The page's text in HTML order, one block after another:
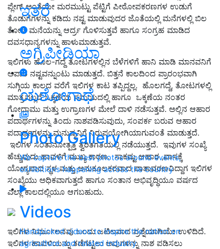
ಇತರೆ
ಅಗ್ರಿಪೀಡಿಯಾ
ಯಶೋಗಾಥೆ
Photo Gallery
We capture the best photos around events,
exhibitions happening across the country
Videos
Handpicked videos to inspire the nation on
agriculture and related industry
ಪ್ಲೇಗ್ ಅಂತೆಯೇ ಮರಮುಟ್ಟು ಪೆಟ್ಟಿಗೆ ಪೀಠೋಪಕರಣಗಳ ಉಡುಗೆ
ತೊಡುಗೆಗಳನ್ನು ಕಡಿದು ನಷ್ಟ ಮಾಡುವುದರ ಜೊತೆಯಲ್ಲಿ ಮನೆಗಳಲ್ಲಿ ಬಿಲ
ತೋಡಿ ಮನೆಯನ್ನು ಆರ್ದ್ರ ಗೊಳಿಸುತ್ತವೆ ಹಾಗೂ ಸಂಗ್ರಹ ಮಾಡಿದ
ದವಸಧಾನ್ಯಗಳನ್ನು ಹಾಳುಮಾಡುತ್ತವೆ.
ಇಲಿಗಳು ಹೊಲ-ಗದ್ದೆ ತೋಟಗಳಲ್ಲಿನ ಬೆಳೆಗಳಿಗೆ ಹಾನಿ ಮಾಡಿ ಮಾನವನಿಗೆ
ಅಪಾರ ನಷ್ಟವನ್ನುಂಟು ಮಾಡುತ್ತದೆ. ಬಿತ್ತನೆ ಕಾಲದಿಂದ ಪ್ರಾರಂಭವಾಗಿ
ಸುಗ್ಗಿಯ ಕಾಲದ ವರೆಗೆ ಇಲಿಗಳ ಕಾಟ ತಪ್ಪಿದ್ದಲ್ಲ. ಹೊಲಗದ್ದೆ, ತೋಟಗಳಲ್ಲಿ
ಮಾತ್ರವಲ್ಲದೆ ಒಕ್ಕಣೆಯ ಸಮಯದಲ್ಲಿ ಹಾಗೂ ಒಕ್ಕಣೆಯ ನಂತರ
ಗೋದಾಮು ಮತ್ತು ಉಗ್ರಾಣಗಳ ಮೇಲೆ ದಾಳಿ ನಡೆಸುತ್ತವೆ. ಅಲ್ಲಿನ ಆಹಾರ
ಪದಾರ್ಥಗಳನ್ನು ತಿಂದು ನಾಶಪಡಿಸುವುದು, ಸಂಪರ್ಕ ಬರುವ ಆಹಾರ
ಪದಾರ್ಥಗಳನ್ನು ಮನುಷ್ಯನಿಗೆ ನಿರುಪಯೋಗಿಯಾಗುವಂತೆ ಮಾಡುತ್ತದೆ.
ಇಲಿಗಳ ಸಂತಾನೋತ್ಪತ್ತಿ ತ್ವರಿತಗತಿಯಲ್ಲಿ ನಡೆಯುತ್ತದೆ. ಇವುಗಳ ಸಂಖ್ಯೆ
ಹೆಚ್ಚುವುದು ಹಾವಳಿಗೆ ಮುಖ್ಯ ಕಾರಣ.ಸಾಕಷ್ಟು ಆಹಾರ,ವಾಸಕ್ಕೆ
ಯೋಗ್ಯವಾದ ಸ್ಥಳ ಮತ್ತು ಅನುಕೂಲಕರವಾದ ವಾತಾವರಣವಿದ್ದಾಗ ಇಲಿಗಳ
ಸಂಖ್ಯೆಯು ಅಧಿಕವಾಗುತ್ತದೆ ಹಾಗೂ ಸಂತಾನ ಅಭಿವೃದ್ಧಿಯೂ ವರ್ಷದ
ಎಲ್ಲಾ ಕಾಲದಲ್ಲಿಯೂ ಆಗಬಹುದು.
ಇಲಿಗಳ ನಿರ್ಮೂಲನವು ಒಂದು ಜಟಿಲವಾದ ಪ್ರಶ್ನೆಯಾಗಿಯೇ ಉಳಿದಿದೆ.
ಇಲಿಗಳ ಹಾವಳಿಯನ್ನು ತಡೆಗಟ್ಟಲು ಅವುಗಳನ್ನು ನಾಶ ಪಡಿಸಲು